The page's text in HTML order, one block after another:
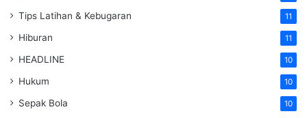
Tips Latihan & Kebugaran 11
Hiburan 11
HEADLINE 10
Hukum 10
Sepak Bola 10